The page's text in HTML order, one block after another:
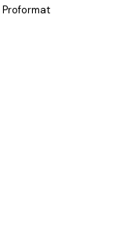
Proformat